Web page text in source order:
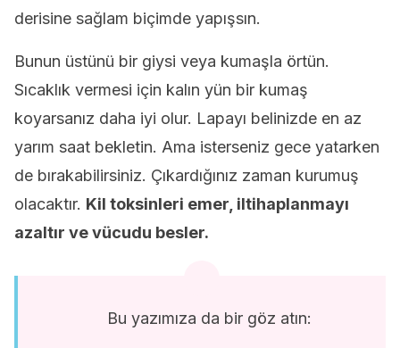
derisine sağlam biçimde yapışsın.
Bunun üstünü bir giysi veya kumaşla örtün.
Sıcaklık vermesi için kalın yün bir kumaş
koyarsanız daha iyi olur. Lapayı belinizde en az
yarım saat bekletin. Ama isterseniz gece yatarken
de bırakabilirsiniz. Çıkardığınız zaman kurumuş
olacaktır. Kil toksinleri emer, iltihaplanmayı
azaltır ve vücudu besler.
Bu yazımıza da bir göz atın: